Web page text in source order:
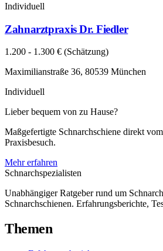
Individuell
Zahnarztpraxis Dr. Fiedler
1.200 - 1.300 € (Schätzung)
Maximilianstraße 36, 80539 München
Individuell
Lieber bequem von zu Hause?
Maßgefertigte Schnarchschiene direkt
Praxisbesuch.
Mehr erfahren
Schnarchspezialisten
Unabhängiger Ratgeber rund um
Schnarchschienen. Erfahrungsberichte,
Themen